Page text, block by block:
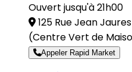
Ouvert jusqu'à 21h00
125 Rue Jean
(Centre Vert de
Appeler Rapid Market